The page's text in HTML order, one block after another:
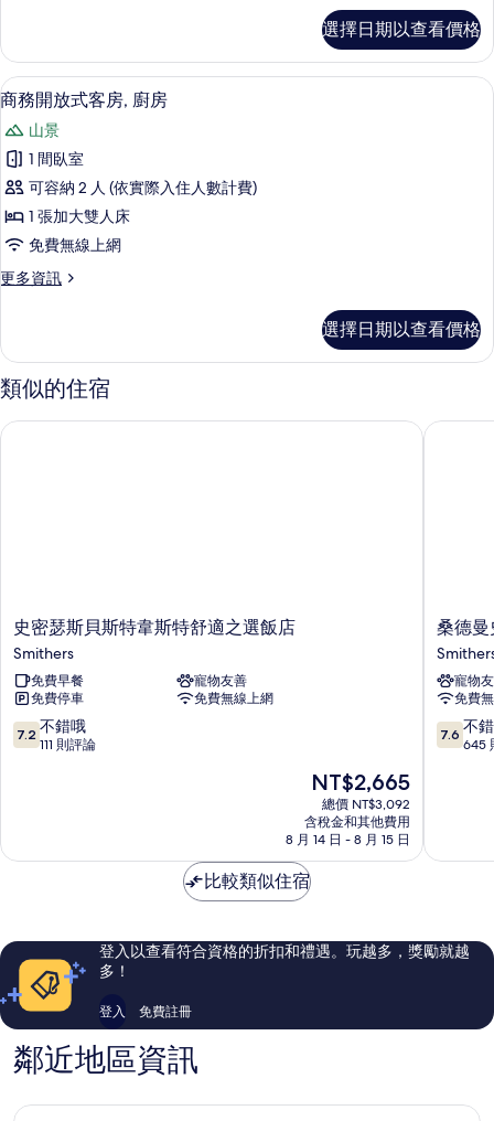
室
的
所
有
相
片
套
房,
2
臥
室
的
詳
情
選擇日期以查看價格
顯
示
商
務
開
放
客
廚
房
的
所
商務開放式客房, 廚房 | 書桌、筆電工
8
商務開放式客房, 廚房
山景
1 間臥室
可容納 2 人 (依實際入住人數計費)
1 張加大雙人床
免費無線上網
更多資訊
更
開
放
式
房,
選擇日期以查看價格
類似的住宿
史
密
瑟
斯
貝
斯
特
之
Smithers
史密瑟斯貝斯特韋斯特舒適之選飯店
Smithers
免費早餐
寵物友善
免費停車
免費無線上網
7.2
分，
錯
評
論
7.2 不錯哦
111 則評論
現
在
價
格
為
NT$2,665
NT$2,665
總價 NT$3,092
含稅金和其他費用
8 月 14 日 - 8 月 15 日
史密瑟斯貝斯特韋斯特舒適之選飯店
桑
德
曼
史
密
瑟
斯
桑德曼
寵物
免費
7.6
分，
錯
評
論
7.6 不
645
桑德曼
比較類似住宿
登入以查看符合資格的折扣和禮遇。玩越多，獎勵就越
多！
登入 免費註冊
鄰近地區資訊